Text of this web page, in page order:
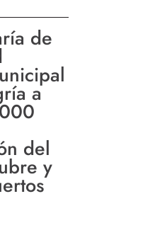
de
a
del
y